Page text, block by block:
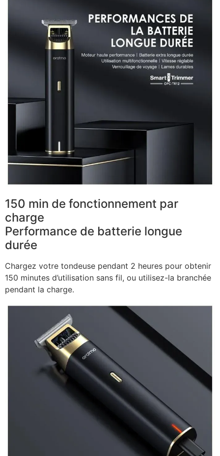
150 min de fonctionnement par
charge
Performance de batterie longue
durée
Chargez votre tondeuse pendant 2 heures pour obtenir
150 minutes d’utilisation sans fil, ou utilisez-la branchée
pendant la charge.